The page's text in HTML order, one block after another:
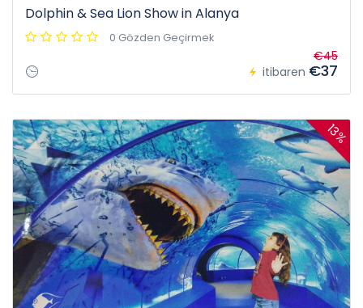
Dolphin & Sea Lion Show in Alanya
0 Gözden Geçirmek
itibaren
€45
€37
13%